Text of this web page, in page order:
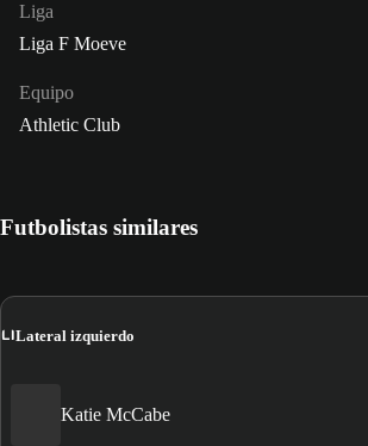
Liga
Liga F Moeve
Equipo
Athletic Club
Futbolistas similares
LILateral izquierdo
Katie McCabe